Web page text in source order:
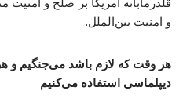
قلدرمآبانه آمریکا بر صلح و امنیت
و امنیت بین‌الملل.
هر وقت که لازم باشد می‌جنگیم و
دیپلماسی استفاده می‌کنیم